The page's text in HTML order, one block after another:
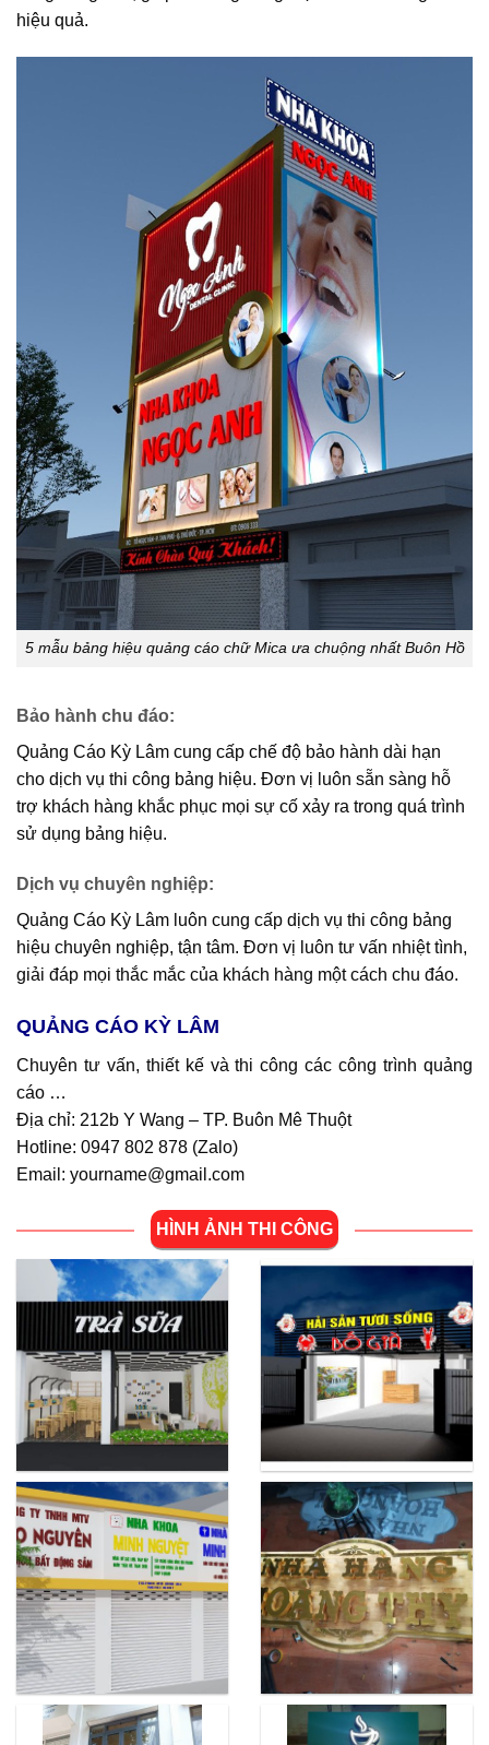
hiệu quả.
5 mẫu bảng hiệu quảng cáo chữ Mica ưa chuộng nhất Buôn Hồ
Bảo hành chu đáo:
Quảng Cáo Kỳ Lâm cung cấp chế độ bảo hành dài hạn
cho dịch vụ thi công bảng hiệu. Đơn vị luôn sẵn sàng hỗ
trợ khách hàng khắc phục mọi sự cố xảy ra trong quá trình
sử dụng bảng hiệu.
Dịch vụ chuyên nghiệp:
Quảng Cáo Kỳ Lâm luôn cung cấp dịch vụ thi công bảng
hiệu chuyên nghiệp, tận tâm. Đơn vị luôn tư vấn nhiệt tình,
giải đáp mọi thắc mắc của khách hàng một cách chu đáo.
QUẢNG CÁO KỲ LÂM
Chuyên tư vấn, thiết kế và thi công các công trình quảng
cáo …
Địa chỉ: 212b Y Wang – TP. Buôn Mê Thuột
Hotline: 0947 802 878 (Zalo)
Email: yourname@gmail.com
HÌNH ẢNH THI CÔNG